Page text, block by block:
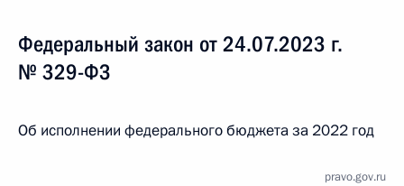
Федеральный закон от 24.07.2023 г.
№ 329-ФЗ
Об исполнении федерального бюджета за 2022 год
pravo.gov.ru